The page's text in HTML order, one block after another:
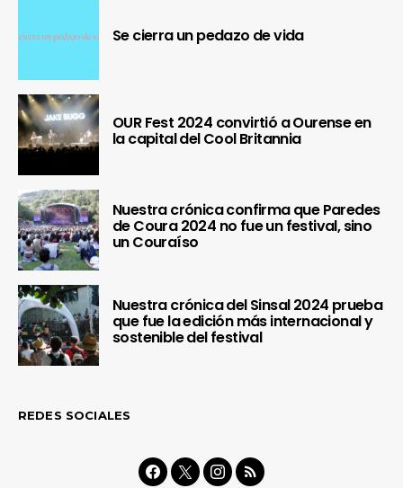
Se cierra un pedazo de vida
OUR Fest 2024 convirtió a Ourense en
la capital del Cool Britannia
Nuestra crónica confirma que Paredes
de Coura 2024 no fue un festival, sino
un Couraíso
Nuestra crónica del Sinsal 2024 prueba
que fue la edición más internacional y
sostenible del festival
REDES SOCIALES